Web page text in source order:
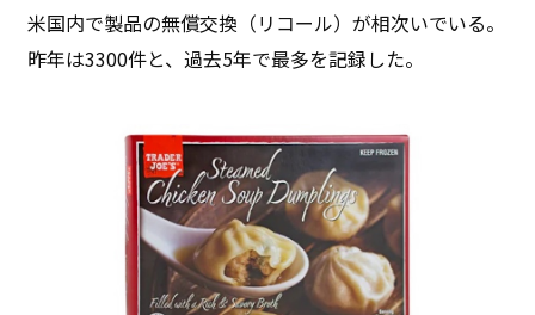
米国内で製品の無償交換（リコール）が相次いでいる。
昨年は3300件と、過去5年で最多を記録した。